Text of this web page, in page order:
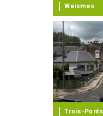
Weismes
Trois-Ponts